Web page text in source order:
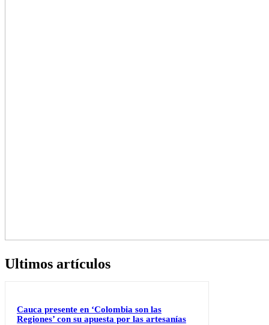
Ultimos artículos
Cauca presente en ‘Colombia son las
Regiones’ con su apuesta por las artesanías